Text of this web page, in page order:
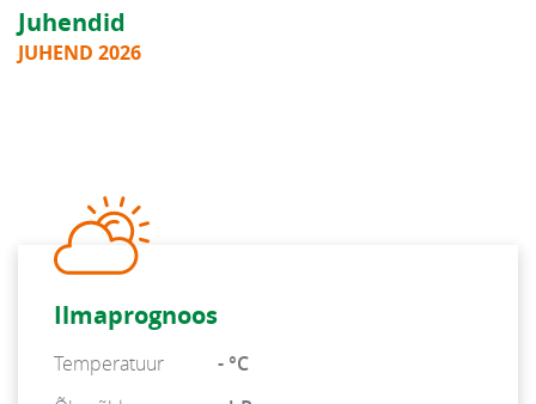
Juhendid
JUHEND 2026
Ilmaprognoos
Temperatuur
- °C